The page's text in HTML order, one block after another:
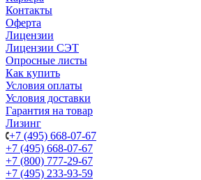
Контакты
Оферта
Лицензии
Лицензии СЭТ
Опросные листы
Как купить
Условия оплаты
Условия доставки
Гарантия на товар
Лизинг
+7 (495) 668-07-67
+7 (495) 668-07-67
+7 (800) 777-29-67
+7 (495) 233-93-59